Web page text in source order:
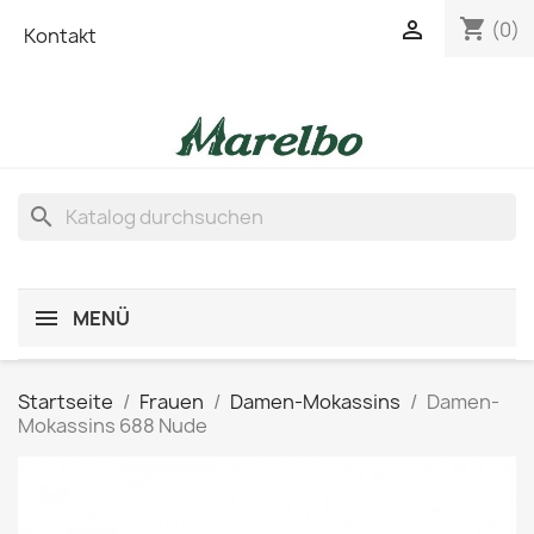
Kontakt shopping_cart (0)

search
MENÜ
Startseite Frauen Damen-Mokassins
Damen-
Mokassins 688 Nude